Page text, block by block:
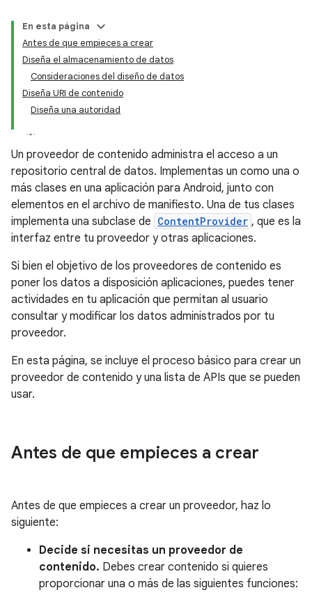
En esta página
Antes de que empieces a crear
Diseña el almacenamiento de datos
Consideraciones del diseño de datos
Diseña URI de contenido
Diseña una autoridad
Un proveedor de contenido administra el acceso a un
repositorio central de datos. Implementas un como una o
más clases en una aplicación para Android, junto con
elementos en el archivo de manifiesto. Una de tus clases
implementa una subclase de ContentProvider , que es la
interfaz entre tu proveedor y otras aplicaciones.
Si bien el objetivo de los proveedores de contenido es
poner los datos a disposición aplicaciones, puedes tener
actividades en tu aplicación que permitan al usuario
consultar y modificar los datos administrados por tu
proveedor.
En esta página, se incluye el proceso básico para crear un
proveedor de contenido y una lista de APIs que se pueden
usar.
Antes de que empieces a crear
Antes de que empieces a crear un proveedor, haz lo
siguiente:
Decide si necesitas un proveedor de
contenido. Debes crear contenido si quieres
proporcionar una o más de las siguientes funciones: